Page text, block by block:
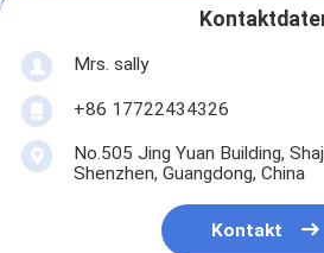
Mrs. sally
+86 17722434326
No.505 Jing Yuan Building,
Shenzhen, Guangdong, China
Kontakt